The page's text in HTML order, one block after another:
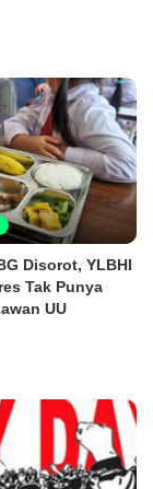
Disorot, YLBHI
Tak Punya
UU